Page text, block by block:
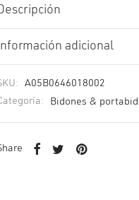
Información adicional
A05B0646018002
Bidones &